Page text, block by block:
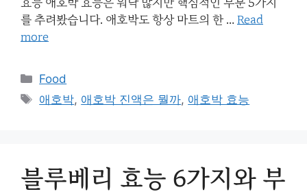
효능 애호박 효능은 워낙 많지만 핵심적인 부분 5가지
를 추려봤습니다. 애호박도 항상 마트의 한 … Read
more
Categories
Food
Tags
애호박, 애호박 진액은 뭘까, 애호박 효능
블루베리 효능 6가지와 부